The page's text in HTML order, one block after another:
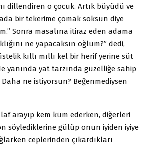
dillendiren o çocuk. Artık büyüdü ve
bir tekerime çomak soksun diye
Sonra masalına itiraz eden adama
ne yapacaksın oğlum?” dedi,
kıllı mıllı kel bir herif yerine süt
yanında yat tarzında güzelliğe sahip
ne istiyorsun? Beğenmediysen
arayıp kem küm ederken, diğerleri
söylediklerine gülüp onun iyiden iyiye
ceplerinden çıkardıkları